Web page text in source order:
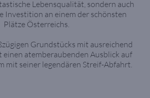
Lebensqualität, sondern auch
Investition an einem der schönsten
Plätze Österreichs.
Grundstücks mit ausreichend
atemberaubenden Ausblick auf
mit seiner legendären Streif-Abfahrt.